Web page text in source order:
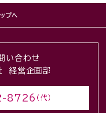
プへ
い合わせ
経営企画部
8726 （代）